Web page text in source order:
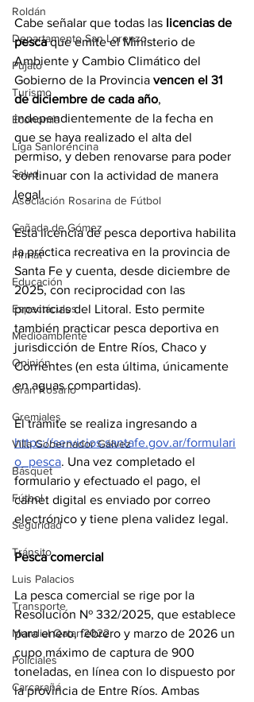
Roldán
Departamento San Lorenzo
Pujato
Turismo
Economía
Liga Sanlorencina
Salud
Asociación Rosarina de Fútbol
Cañada de Gómez
Firmat
Educación
Espectáculos
Medioambiente
Opinión
Gran Rosario
Gremiales
Villa Gobernador Gálvez
Básquet
Fútbol
Seguridad
Tránsito
Luis Palacios
Transporte
Mundial Qatar 2022
Policiales
Carcarañá
Cabe señalar que todas las licencias de
pesca que emite el Ministerio de
Ambiente y Cambio Climático del
Gobierno de la Provincia vencen el 31
de diciembre de cada año,
independientemente de la fecha en
que se haya realizado el alta del
permiso, y deben renovarse para poder
continuar con la actividad de manera
legal.
Esta licencia de pesca deportiva habilita
la práctica recreativa en la provincia de
Santa Fe y cuenta, desde diciembre de
2025, con reciprocidad con las
provincias del Litoral. Esto permite
también practicar pesca deportiva en
jurisdicción de Entre Ríos, Chaco y
Corrientes (en esta última, únicamente
en aguas compartidas).
El trámite se realiza ingresando a
https://servicios.santafe.gov.ar/formulari
o_pesca. Una vez completado el
formulario y efectuado el pago, el
carnet digital es enviado por correo
electrónico y tiene plena validez legal.
Pesca comercial
La pesca comercial se rige por la
Resolución Nº 332/2025, que establece
para enero, febrero y marzo de 2026 un
cupo máximo de captura de 900
toneladas, en línea con lo dispuesto por
la provincia de Entre Ríos. Ambas